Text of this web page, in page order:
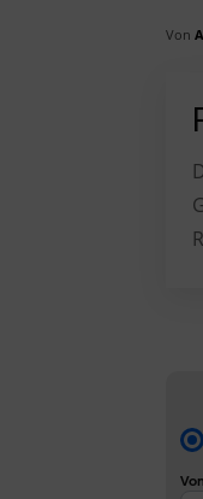
Von